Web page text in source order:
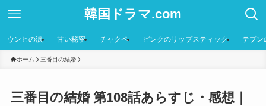
韓国ドラマ.com
ウンヒの涙 甘い秘密 チャクペ ピンクのリップスティック テプン
ホーム 三番目の結婚
三番目の結婚 第108話あらすじ・感想｜